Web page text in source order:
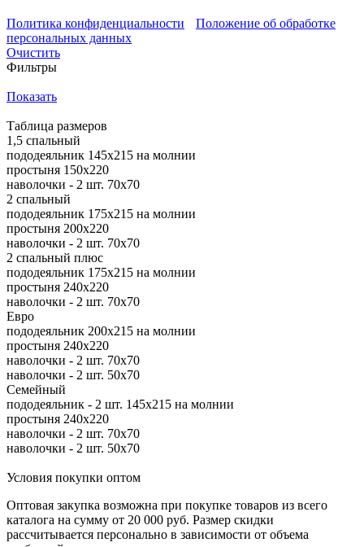
Политика конфиденциальности
Положение об обработке
персональных данных
Очистить
Фильтры
Показать
Таблица размеров
1,5 спальный
пододеяльник 145х215 на молнии
простыня 150х220
наволочки - 2 шт. 70х70
2 спальный
пододеяльник 175х215 на молнии
простыня 200х220
наволочки - 2 шт. 70х70
2 спальный плюс
пододеяльник 175х215 на молнии
простыня 240х220
наволочки - 2 шт. 70х70
Евро
пододеяльник 200х215 на молнии
простыня 240х220
наволочки - 2 шт. 70х70
наволочки - 2 шт. 50х70
Семейный
пододеяльник - 2 шт. 145х215 на молнии
простыня 240х220
наволочки - 2 шт. 70х70
наволочки - 2 шт. 50х70
Условия покупки оптом
Оптовая закупка возможна при покупке товаров из всего
каталога на сумму от 20 000 руб. Размер скидки
рассчитывается персонально в зависимости от объема